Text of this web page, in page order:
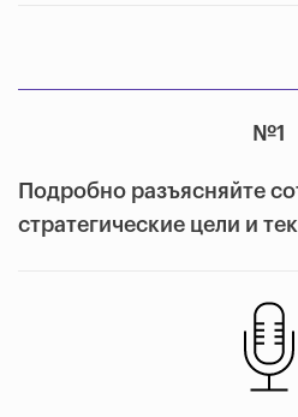
№1
Подробно разъясняйте
стратегические цели и